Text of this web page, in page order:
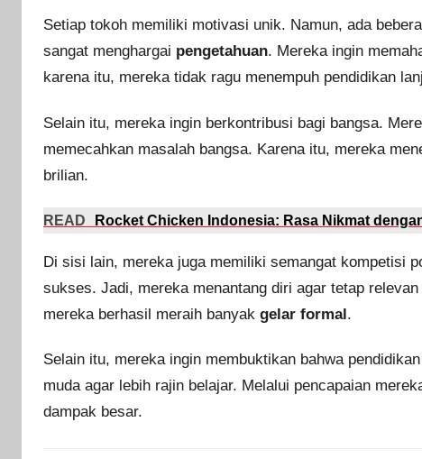
Setiap tokoh memiliki motivasi unik. Namun, ada
sangat menghargai pengetahuan. Mereka ingin
karena itu, mereka tidak ragu menempuh pendidikan
Selain itu, mereka ingin berkontribusi bagi bangsa.
memecahkan masalah bangsa. Karena itu, mereka
brilian.
READ Rocket Chicken Indonesia: Rasa Nikmat
Di sisi lain, mereka juga memiliki semangat kompetisi
sukses. Jadi, mereka menantang diri agar tetap
mereka berhasil meraih banyak gelar formal.
Selain itu, mereka ingin membuktikan bahwa
muda agar lebih rajin belajar. Melalui pencapaian
dampak besar.